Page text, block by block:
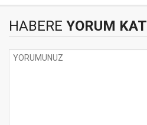
HABERE YORUM KAT